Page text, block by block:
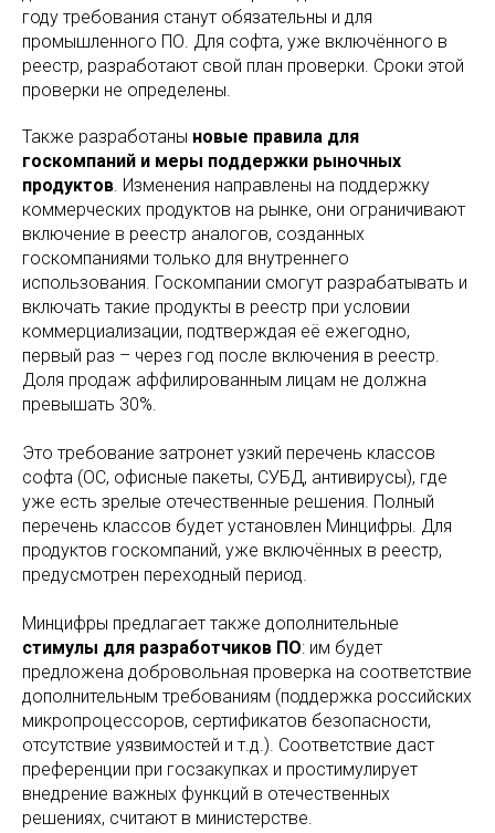
году требования станут обязательны и для
промышленного ПО. Для софта, уже включённого в
реестр, разработают свой план проверки. Сроки этой
проверки не определены.
Также разработаны новые правила для
госкомпаний и меры поддержки рыночных
продуктов. Изменения направлены на поддержку
коммерческих продуктов на рынке, они ограничивают
включение в реестр аналогов, созданных
госкомпаниями только для внутреннего
использования. Госкомпании смогут разрабатывать и
включать такие продукты в реестр при условии
коммерциализации, подтверждая её ежегодно,
первый раз – через год после включения в реестр.
Доля продаж аффилированным лицам не должна
превышать 30%.
Это требование затронет узкий перечень классов
софта (ОС, офисные пакеты, СУБД, антивирусы), где
уже есть зрелые отечественные решения. Полный
перечень классов будет установлен Минцифры. Для
продуктов госкомпаний, уже включённых в реестр,
предусмотрен переходный период.
Минцифры предлагает также дополнительные
стимулы для разработчиков ПО: им будет
предложена добровольная проверка на соответствие
дополнительным требованиям (поддержка российских
микропроцессоров, сертификатов безопасности,
отсутствие уязвимостей и т.д.). Соответствие даст
преференции при госзакупках и простимулирует
внедрение важных функций в отечественных
решениях, считают в министерстве.